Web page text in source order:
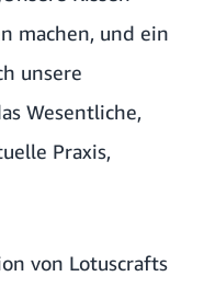
machen, und ein
unsere
Wesentliche,
Praxis,
von Lotuscrafts